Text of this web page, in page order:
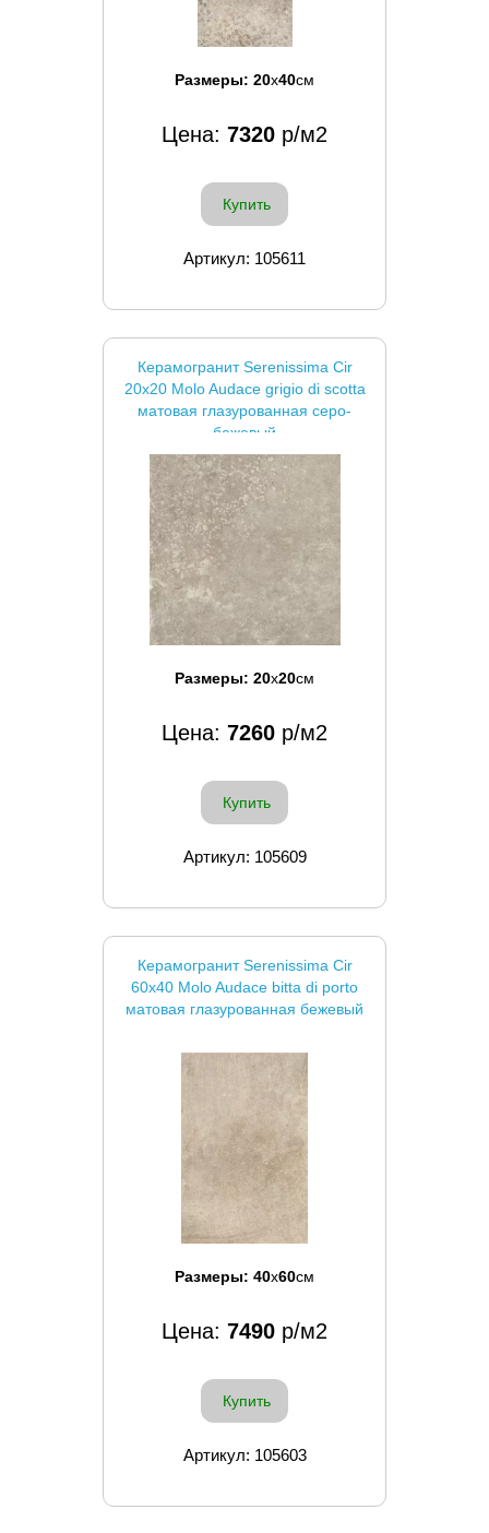
Размеры: 20x40см
Цена: 7320 р/м2
Купить
Артикул: 105611
Керамогранит Serenissima Cir
20x20 Molo Audace grigio di scotta
матовая глазурованная серо-
бежевый
Размеры: 20x20см
Цена: 7260 р/м2
Купить
Артикул: 105609
Керамогранит Serenissima Cir
60x40 Molo Audace bitta di porto
матовая глазурованная бежевый
Размеры: 40x60см
Цена: 7490 р/м2
Купить
Артикул: 105603